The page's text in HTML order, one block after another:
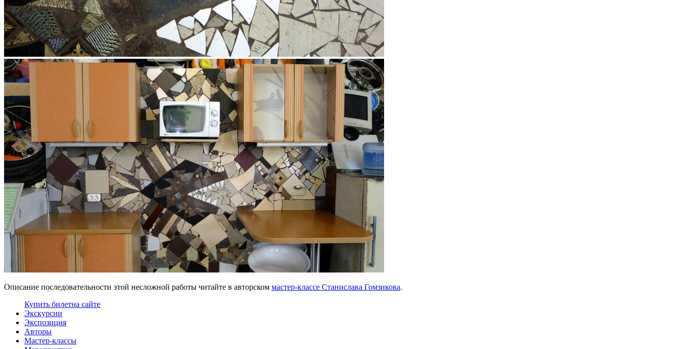
Описание последовательности этой несложной работы читайте в авторском мастер-классе Станислава Гомзикова.
Купить билетна сайте
Экскурсии
Экспозиция
Авторы
Мастер-классы